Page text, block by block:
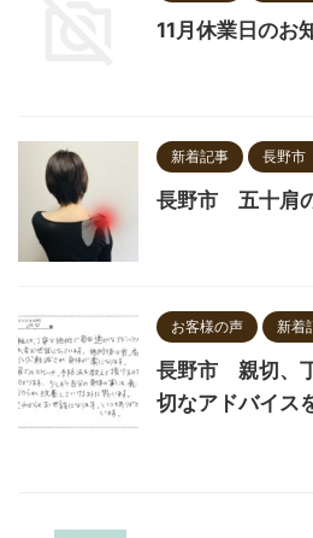
11月休業日のお
新着記事 長野
長野市 五十肩
お客様の声 新着
長野市 親切、
切なアドバイス